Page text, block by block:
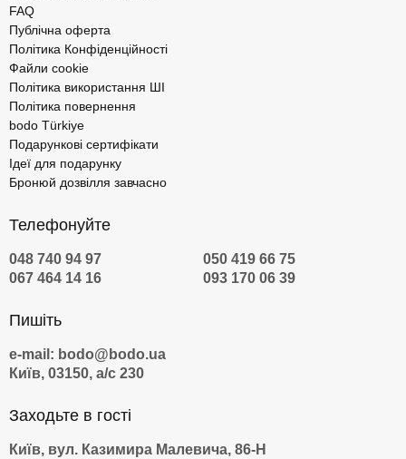
FAQ
Публічна оферта
Політика Конфіденційності
Файли cookie
Політика використання ШІ
Політика повернення
bodo Türkiye
Подарункові сертифікати
Ідеї для подарунку
Бронюй дозвілля завчасно
Телефонуйте
048 740 94 97
050 419 66 75
067 464 14 16
093 170 06 39
Пишіть
e-mail: bodo@bodo.ua
Київ, 03150, а/с 230
Заходьте в гості
Київ, вул. Казимира Малевича, 86-Н